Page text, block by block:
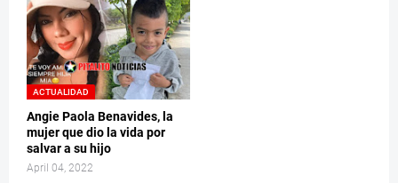
ACTUALIDAD
Angie Paola Benavides, la
mujer que dio la vida por
salvar a su hijo
April 04, 2022